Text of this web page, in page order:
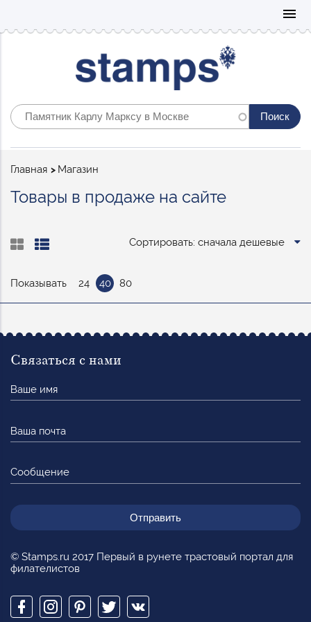
menu
Строка
Главная Магазин
Товары в продаже на сайте
Сортировать: сначала дешевые
Показывать 24 40 80
© Stamps.ru 2017 Первый в рунете трастовый портал для
филателистов
Связаться с нами
имя
почта
Сообщение